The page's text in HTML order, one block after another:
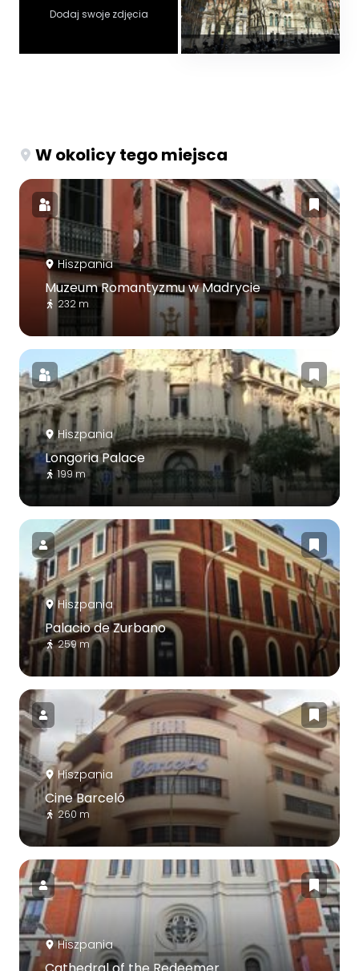
Dodaj swoje zdjęcia
W okolicy tego miejsca
Hiszpania
Muzeum Romantyzmu w Madrycie
232 m
Hiszpania
Longoria Palace
199 m
Hiszpania
Palacio de Zurbano
259 m
Hiszpania
Cine Barceló
260 m
Hiszpania